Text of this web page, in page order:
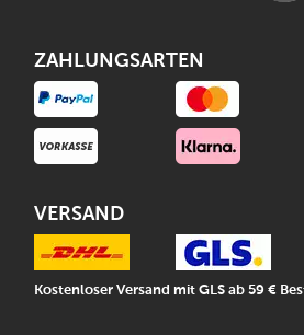
ZAHLUNGSARTEN
VERSAND
Kostenloser Versand mit GLS ab 59 €